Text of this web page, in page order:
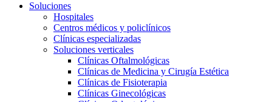
Soluciones
Hospitales
Centros médicos y policlínicos
Clínicas especializadas
Soluciones verticales
Clínicas Oftalmológicas
Clínicas de Medicina y Cirugía Estética
Clínicas de Fisioterapia
Clínicas Ginecológicas